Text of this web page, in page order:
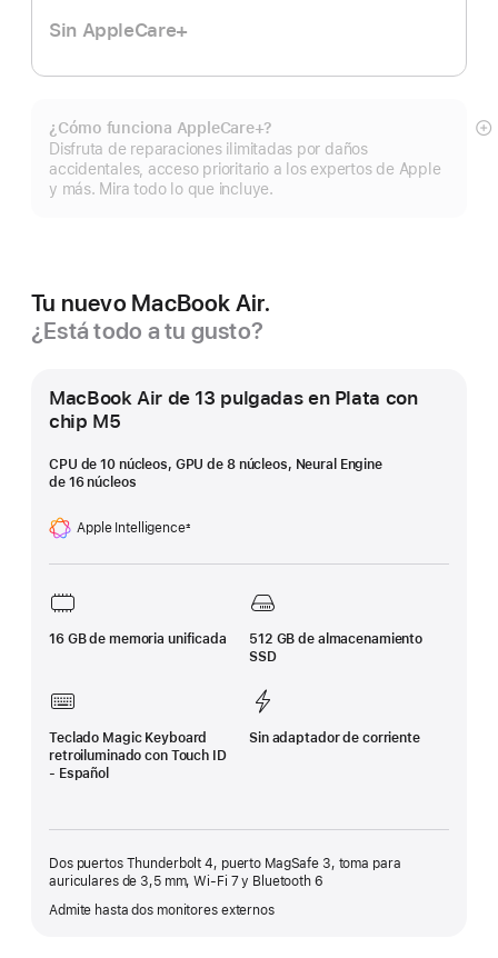
Sin AppleCare+
¿Cómo funciona AppleCare+?
Disfruta de reparaciones ilimitadas por daños
accidentales, acceso prioritario a los expertos de Apple
y más. Mira todo lo que incluye.
Tu nuevo MacBook Air.
¿Está todo a tu gusto?
MacBook Air de 13 pulgadas en Plata con
chip M5
CPU de 10 núcleos, GPU de 8 núcleos, Neural Engine
de 16 núcleos
Apple Intelligence
Nota
de
±
16 GB de memoria unificada
512 GB de almacenamiento
SSD
Teclado Magic Keyboard
retroiluminado con Touch ID
- Español
Sin adaptador de corriente
Dos puertos Thunderbolt 4, puerto MagSafe 3, toma para
auriculares de 3,5 mm, Wi-Fi 7 y Bluetooth 6
Admite hasta dos monitores externos